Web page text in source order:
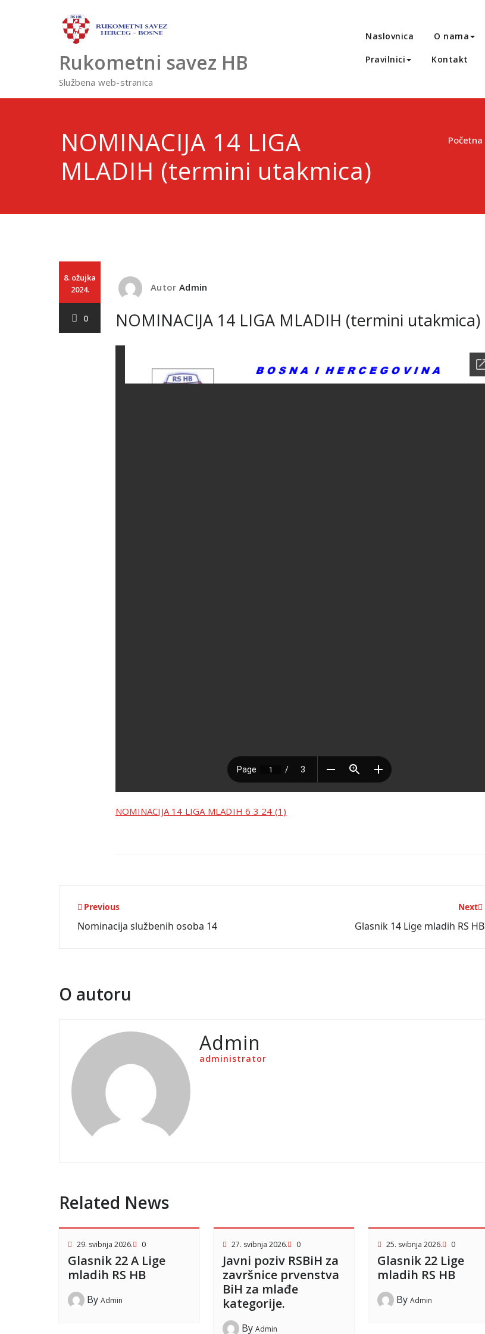
Rukometni savez HB
Službena web-stranica
Naslovnica O nama
Pravilnici Kontakt
NOMINACIJA 14 LIGA
MLADIH (termini utakmica)
Početna
8. ožujka
2024.
0
Autor Admin
NOMINACIJA 14 LIGA MLADIH (termini utakmica)
NOMINACIJA 14 LIGA MLADIH 6 3 24 (1)
Navigacija
objava
Previous
Nominacija službenih osoba 14
Next
Glasnik 14 Lige mladih RS HB
O autoru
Admin
administrator
Related News
29. svibnja 2026. 0
Glasnik 22 A Lige
mladih RS HB
By Admin
27. svibnja 2026. 0
Javni poziv RSBiH za
završnice prvenstva
BiH za mlađe
kategorije.
By Admin
25. svibnja 2026. 0
Glasnik 22 Lige
mladih RS HB
By Admin